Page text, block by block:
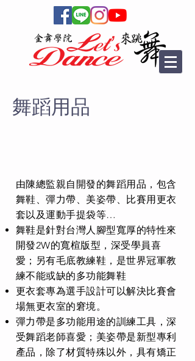
舞蹈用品
由陳總監親自開發的舞蹈用品，包含
舞鞋、彈力帶、美姿帶、比賽用更衣
套以及運動手提袋等…
舞鞋是針對台灣人腳型寬厚的特性來
開發2W的寬楦版型，深受學員喜
愛；另有毛底教練鞋，是世界冠軍教
練不能或缺的多功能舞鞋
更衣套專為選手設計可以解決比賽會
場無更衣室的窘境。
彈力帶是多功能用途的訓練工具，深
受舞蹈老師喜愛；美姿帶是新型專利
產品，除了材質特殊以外，具有矯正